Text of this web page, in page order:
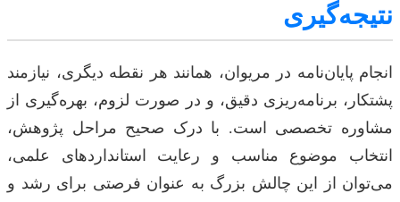
نتیجه‌گیری
انجام پایان‌نامه در مریوان، همانند هر نقطه دیگری، نیازمند
پشتکار، برنامه‌ریزی دقیق، و در صورت لزوم، بهره‌گیری از
مشاوره تخصصی است. با درک صحیح مراحل پژوهش،
انتخاب موضوع مناسب و رعایت استانداردهای علمی،
می‌توان از این چالش بزرگ به عنوان فرصتی برای رشد و